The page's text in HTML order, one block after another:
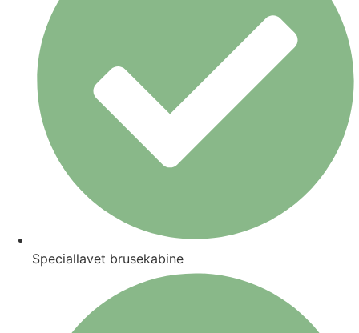
Speciallavet brusekabine